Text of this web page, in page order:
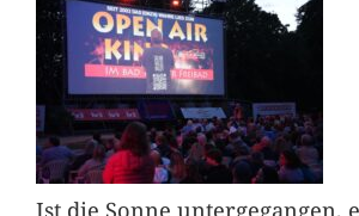
Ist die Sonne untergegangen,